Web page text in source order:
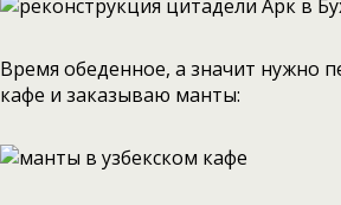
Время обеденное, а значит нужно
кафе и заказываю манты: